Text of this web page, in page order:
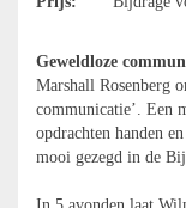
Geweldloze
Marshall Rosenberg
communicatie’. Een
opdrachten handen
mooi gezegd in de